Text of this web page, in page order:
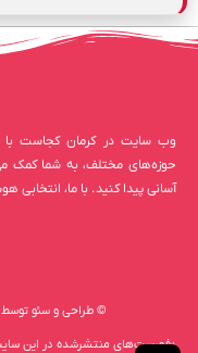
وب سایت در کرمان کجاست با
حوزه‌های مختلف، به شما کمک
آسانی پیدا کنید. با ما، انتخابی
© طراحی و سئو
«فهرست‌های منتشرشده در این